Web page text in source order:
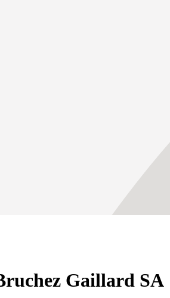
Gaillard SA